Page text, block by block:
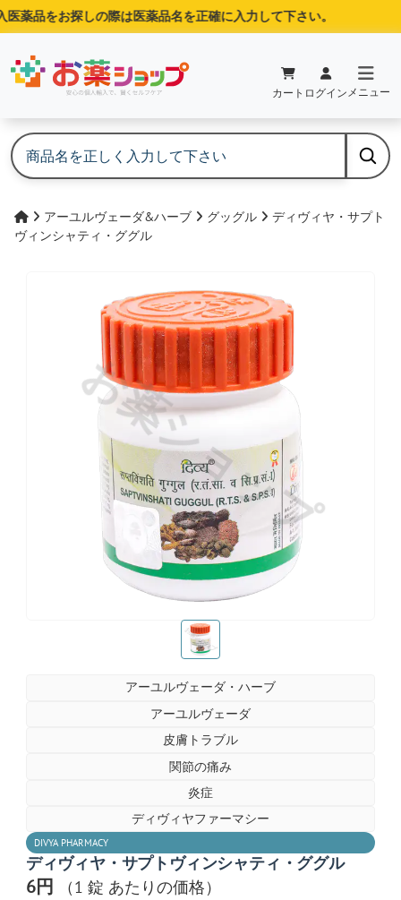
薬品をお探しの際は医薬品名を正確に入力して下さい。
カート ログイン メニュー
アーユルヴェーダ&ハーブ グッグル
ディヴィヤ・サプト
ヴィンシャティ・ググル
お薬ショップ
お薬ショップ
アーユルヴェーダ・ハーブ
アーユルヴェーダ
皮膚トラブル
関節の痛み
炎症
ディヴィヤファーマシー
DIVYA PHARMACY
ディヴィヤ・サプトヴィンシャティ・ググル
6円 （1 錠 あたりの価格）